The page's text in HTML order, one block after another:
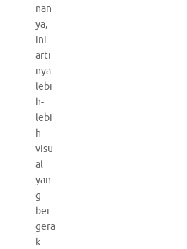
nan
ya,
ini
arti
nya
lebi
h-
lebi
h
visu
al
yan
g
ber
gera
k